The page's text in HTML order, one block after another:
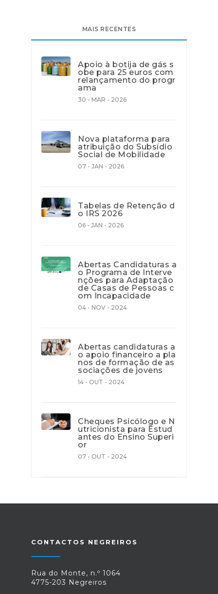
MAIS RECENTES
Apoio à botija de gás s
obe para 25 euros com
relançamento do progr
ama
30 - MAR - 2026
Nova plataforma para
atribuição do Subsídio
Social de Mobilidade
07 - JAN - 2026
Tabelas de Retenção d
o IRS 2026
06 - JAN - 2026
Abertas Candidaturas a
o Programa de Interve
nções para Adaptação
de Casas de Pessoas c
om Incapacidade
04 - NOV - 2024
Abertas candidaturas a
o apoio financeiro a pla
nos de formação de as
sociações de jovens
14 - OUT - 2024
Cheques Psicólogo e N
utricionista para Estud
antes do Ensino Superi
or
07 - OUT - 2024
CONTACTOS NEGREIROS
Rua do Monte, n.º 1064
4775-203 Negreiros